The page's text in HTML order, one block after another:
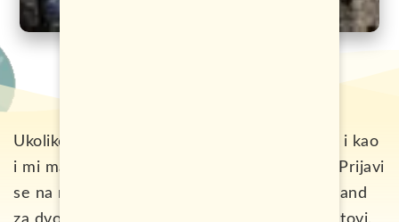
Ukoliko si zaljubljenik u egzotiku i putovanja i kao
i mi maštaš o odlasku na Island, evo prilike. Prijavi
se na nagradnu igru i osvoji putovanje na Island